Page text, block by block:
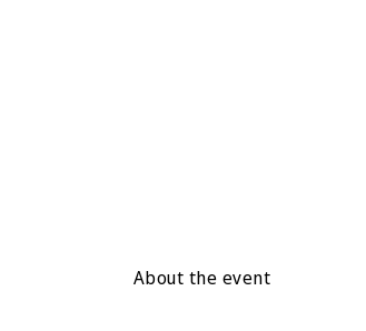
About the event